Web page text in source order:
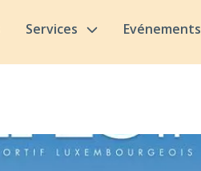
Services Evénements